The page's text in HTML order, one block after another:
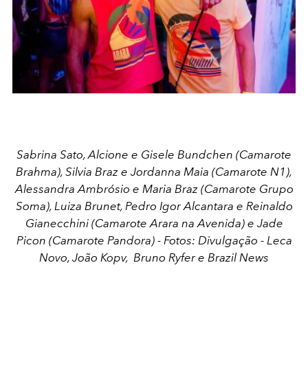
Sabrina Sato, Alcione e Gisele Bundchen (Camarote
Brahma), Silvia Braz e Jordanna Maia (Camarote N1),
Alessandra Ambrósio e Maria Braz (Camarote Grupo
Soma), Luiza Brunet, Pedro Igor Alcantara e Reinaldo
Gianecchini (Camarote Arara na Avenida) e Jade
Picon (Camarote Pandora) - Fotos: Divulgação - Leca
Novo, João Kopv, Bruno Ryfere Brazil News